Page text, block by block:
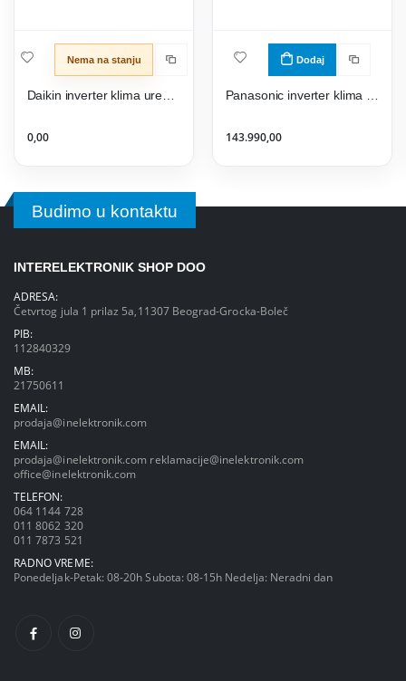
Nema na stanju
Daikin inverter klima uređaj FTXF35F/RXF35F Sensira
0,00
Dodaj
Panasonic inverter klima uređaj Etherea KIT-Z25-ZKE
143.990,00
Budimo u kontaktu
INTERELEKTRONIK SHOP DOO
ADRESA:
Četvrtog jula 1 prilaz 5a,11307 Beograd-Grocka-Boleč
PIB:
112840329
MB:
21750611
EMAIL:
prodaja@inelektronik.com
EMAIL:
prodaja@inelektronik.com reklamacije@inelektronik.com
office@inelektronik.com
TELEFON:
064 1144 728
011 8062 320
011 7873 521
RADNO VREME:
Ponedeljak-Petak: 08-20h Subota: 08-15h Nedelja: Neradni dan